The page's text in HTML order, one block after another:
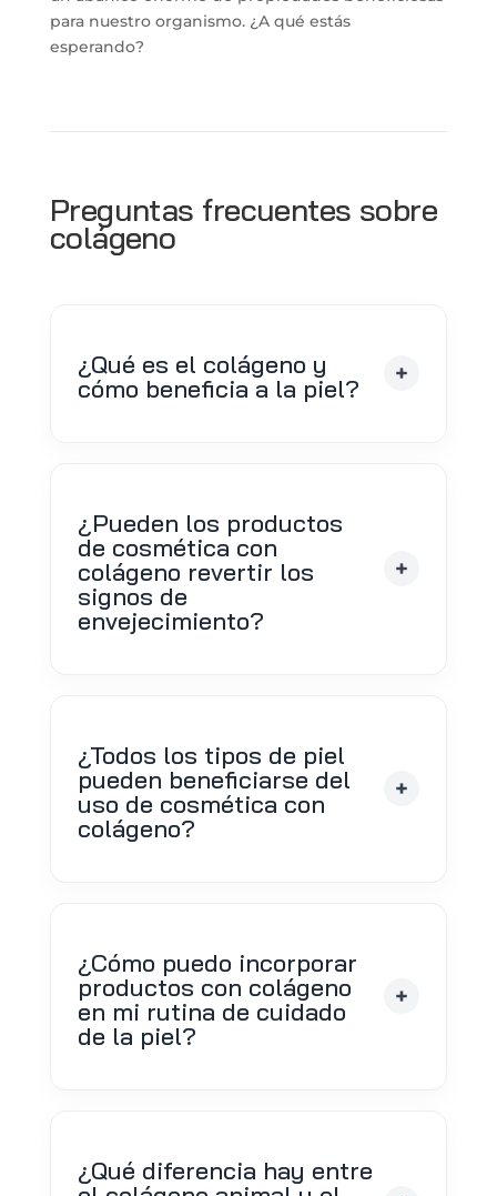
para nuestro organismo. ¿A qué estás
esperando?
Preguntas frecuentes sobre
colágeno
¿Qué es el colágeno y
cómo beneficia a la piel?
¿Pueden los productos
de cosmética con
colágeno revertir los
signos de
envejecimiento?
¿Todos los tipos de piel
pueden beneficiarse del
uso de cosmética con
colágeno?
¿Cómo puedo incorporar
productos con colágeno
en mi rutina de cuidado
de la piel?
¿Qué diferencia hay entre